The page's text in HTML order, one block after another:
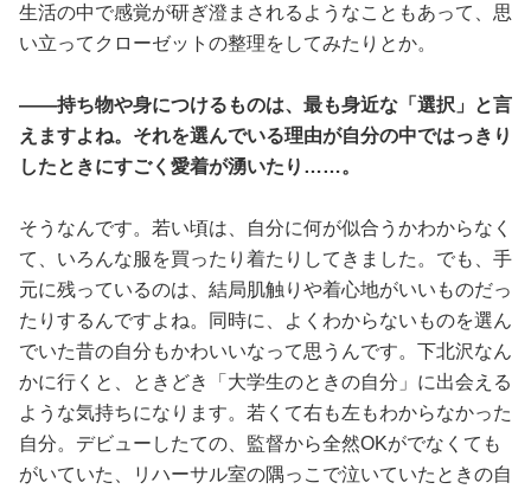
生活の中で感覚が研ぎ澄まされるようなこともあって、思
い立ってクローゼットの整理をしてみたりとか。
――持ち物や身につけるものは、最も身近な「選択」と言
えますよね。それを選んでいる理由が自分の中ではっきり
したときにすごく愛着が湧いたり……。
そうなんです。若い頃は、自分に何が似合うかわからなく
て、いろんな服を買ったり着たりしてきました。でも、手
元に残っているのは、結局肌触りや着心地がいいものだっ
たりするんですよね。同時に、よくわからないものを選ん
でいた昔の自分もかわいいなって思うんです。下北沢なん
かに行くと、ときどき「大学生のときの自分」に出会える
ような気持ちになります。若くて右も左もわからなかった
自分。デビューしたての、監督から全然OKがでなくても
がいていた、リハーサル室の隅っこで泣いていたときの自